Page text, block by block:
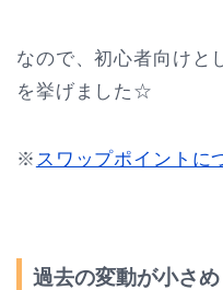
なので、初心者向けと
を挙げました☆
※ スワップポイントに
過去の変動が小さめ